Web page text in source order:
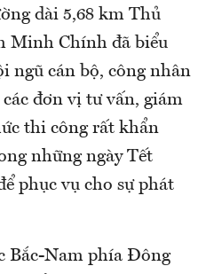
dài 5,68 km Thủ
Minh Chính đã biểu
ngũ cán bộ, công nhân
đơn vị tư vấn, giám
thi công rất khẩn
những ngày Tết
phục vụ cho sự phát
Bắc-Nam phía Đông